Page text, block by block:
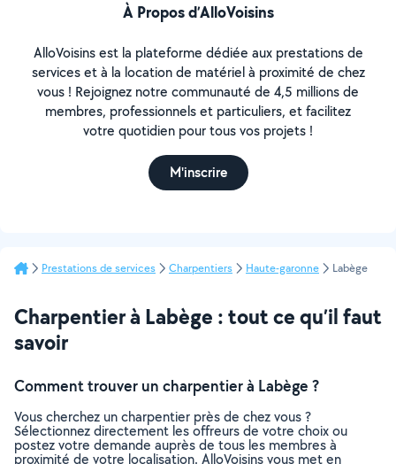
À Propos d’AlloVoisins
AlloVoisins est la plateforme dédiée aux prestations de
services et à la location de matériel à proximité de chez
vous ! Rejoignez notre communauté de 4,5 millions de
membres, professionnels et particuliers, et facilitez
votre quotidien pour tous vos projets !
M'inscrire
Prestations de services Charpentiers Haute-garonne Labège
Charpentier à Labège : tout ce qu’il faut
savoir
Comment trouver un charpentier à Labège ?
Vous cherchez un charpentier près de chez vous ?
Sélectionnez directement les offreurs de votre choix ou
postez votre demande auprès de tous les membres à
proximité de votre localisation. AlloVoisins vous met en